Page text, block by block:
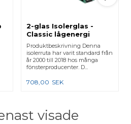
2-glas Isolerglas -
Classic lågenergi
Produktbeskrivning Denna
isolerruta har varit standard från
år 2000 till 2018 hos många
fönsterproducenter. D...
708,00 SEK
visade